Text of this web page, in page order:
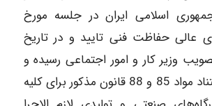
جمهوری اسلامی ایران در جلسه مورخ
شورای عالی حفاظت فنی تایید و در تاریخ
به تصویب وزیر کار و امور اجتماعی رسیده و
مقررات آن به استناد مواد 85 و 88 قانون مذکور برای کلیه